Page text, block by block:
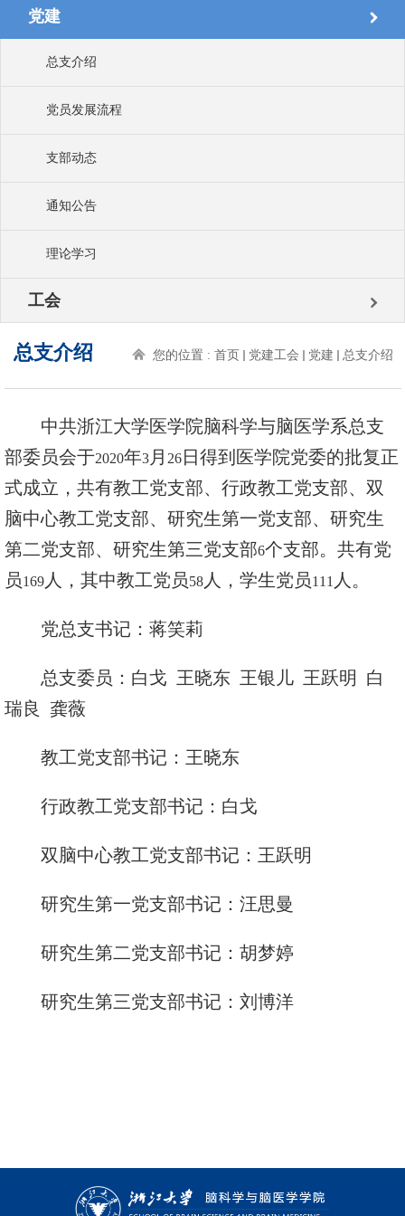
党建
总支介绍
党员发展流程
支部动态
通知公告
理论学习
工会
总支介绍 您的位置 : 首页 党建工会 党建 总支介绍
中共浙江大学医学院脑科学与脑医学系总支
部委员会于2020年3月 26日得到医学院党委的批复正
式成立，共有教工党支部、行政教工党支部、双
脑中心教工党支部、研究生第一党支部、研究生
第二党支部、研究生第三党支部6个支部。 共有党
员169人，其中教工党员58人，学生党员111 人。
党总支书记：蒋笑莉
总支委员： 白戈 王晓东 王银儿 王跃明 白
瑞良 龚薇
教工党支部书记：王晓东
行政教工党支部书记：白戈
双脑中心教工党支部书记：王跃明
研究生第一党支部书记：汪思曼
研究生第二党支部书记：胡梦婷
研究生第三党支部书记：刘博洋